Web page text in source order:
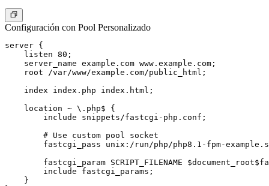
Configuración con Pool Personalizado
server {
    listen 80;
    server_name example.com www.example.com;
    root /var/www/example.com/public_html;
    index index.php index.html;
    location ~ \.php$ {
        include snippets/fastcgi-php.conf;
        # Use custom pool socket
fastcgi_pass unix:/run/php/php8.1-fpm-
fastcgi_param SCRIPT_FILENAME
        include fastcgi_params;
    }